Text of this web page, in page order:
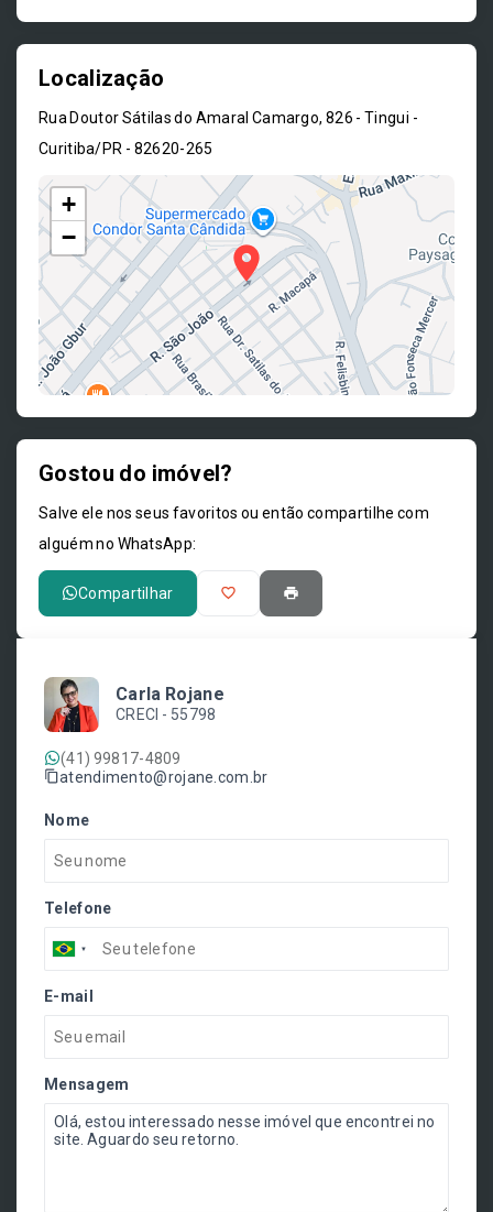
Localização
Rua Doutor Sátilas do Amaral Camargo, 826 - Tingui -
Curitiba/PR - 82620-265
+
−
Gostou do imóvel?
Salve ele nos seus favoritos ou então compartilhe com
alguém no WhatsApp:
Compartilhar
Carla Rojane
CRECI - 55798
(41) 99817-4809
atendimento@rojane.com.br
Nome
Telefone
E-mail
Mensagem